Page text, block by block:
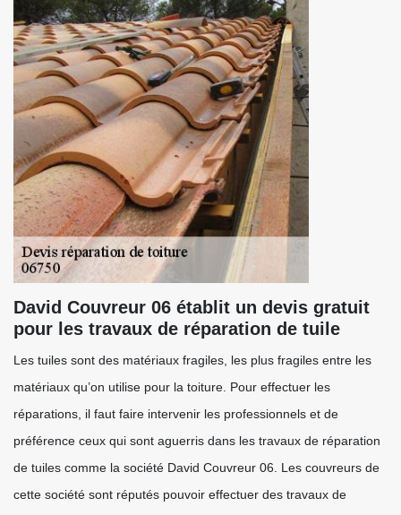
David Couvreur 06 établit un devis gratuit
pour les travaux de réparation de tuile
Les tuiles sont des matériaux fragiles, les plus fragiles entre les
matériaux qu’on utilise pour la toiture. Pour effectuer les
réparations, il faut faire intervenir les professionnels et de
préférence ceux qui sont aguerris dans les travaux de réparation
de tuiles comme la société David Couvreur 06. Les couvreurs de
cette société sont réputés pouvoir effectuer des travaux de